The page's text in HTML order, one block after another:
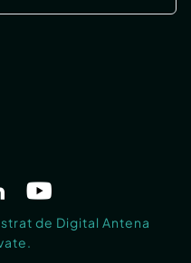
de Digital Antena